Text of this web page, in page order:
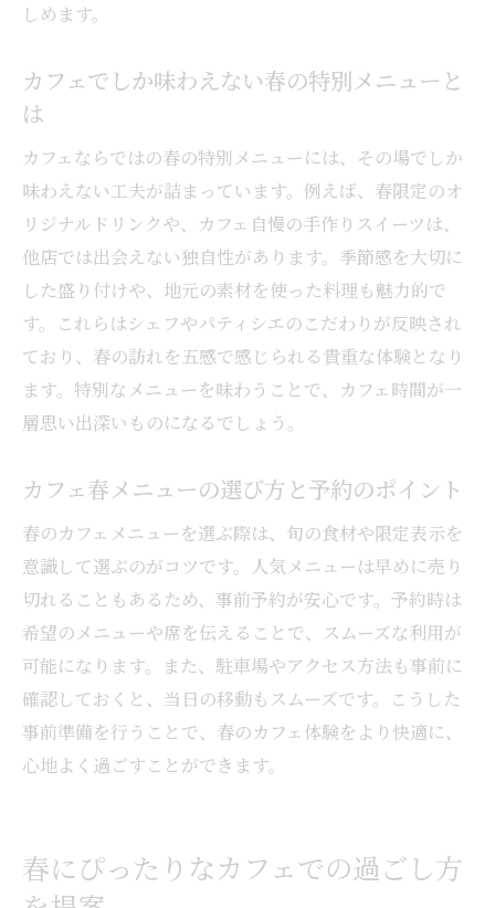
しめます。
カフェでしか味わえない春の特別メニューと
は
カフェならではの春の特別メニューには、その場でしか
味わえない工夫が詰まっています。例えば、春限定のオ
リジナルドリンクや、カフェ自慢の手作りスイーツは、
他店では出会えない独自性があります。季節感を大切に
した盛り付けや、地元の素材を使った料理も魅力的で
す。これらはシェフやパティシエのこだわりが反映され
ており、春の訪れを五感で感じられる貴重な体験となり
ます。特別なメニューを味わうことで、カフェ時間が一
層思い出深いものになるでしょう。
カフェ春メニューの選び方と予約のポイント
春のカフェメニューを選ぶ際は、旬の食材や限定表示を
意識して選ぶのがコツです。人気メニューは早めに売り
切れることもあるため、事前予約が安心です。予約時は
希望のメニューや席を伝えることで、スムーズな利用が
可能になります。また、駐車場やアクセス方法も事前に
確認しておくと、当日の移動もスムーズです。こうした
事前準備を行うことで、春のカフェ体験をより快適に、
心地よく過ごすことができます。
春にぴったりなカフェでの過ごし方